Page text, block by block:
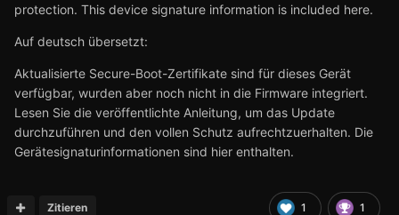
protection. This device signature information is included here.
Auf deutsch übersetzt:
Aktualisierte Secure-Boot-Zertifikate sind für dieses Gerät
verfügbar, wurden aber noch nicht in die Firmware integriert.
Lesen Sie die veröffentlichte Anleitung, um das Update
durchzuführen und den vollen Schutz aufrechtzuerhalten. Die
Gerätesignaturinformationen sind hier enthalten.
1 1
Zitieren